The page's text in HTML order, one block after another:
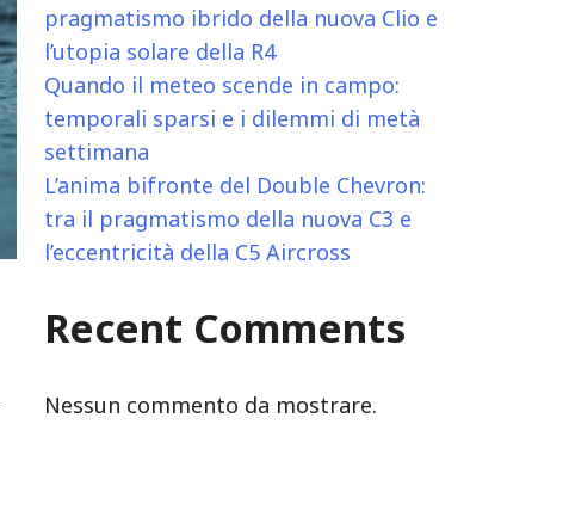
pragmatismo ibrido della nuova Clio e
l’utopia solare della R4
Quando il meteo scende in campo:
temporali sparsi e i dilemmi di metà
settimana
L’anima bifronte del Double Chevron:
tra il pragmatismo della nuova C3 e
l’eccentricità della C5 Aircross
Recent Comments
Nessun commento da mostrare.